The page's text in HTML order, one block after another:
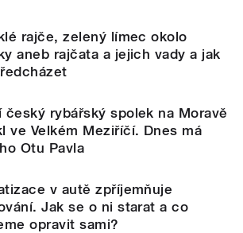
rajče, zelený límec okolo
aneb rajčata a jejich vady a jak
český rybářský spolek na Moravě
ve Velkém Meziříčí. Dnes má
Otu Pavla
v autě zpříjemňuje
Jak se o ni starat a co
opravit sami?